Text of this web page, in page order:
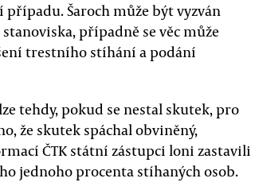
Šaroch může být vyzván
případně se věc může
trestního stíhání a podání
tehdy, pokud se nestal skutek, pro
že skutek spáchal obviněný,
ČTK státní zástupci loni zastavili
jednoho procenta stíhaných osob.